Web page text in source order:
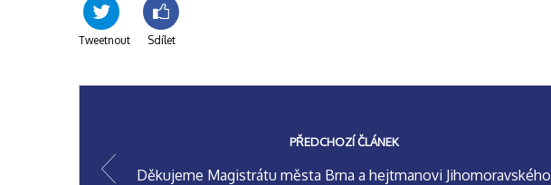
Tweetnout Sdílet
PŘEDCHOZÍ ČLÁNEK
Děkujeme Magistrátu města Brna a hejtmanovi Jihomoravského